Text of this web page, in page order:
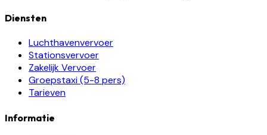
Diensten
Luchthavenvervoer
Stationsvervoer
Zakelijk Vervoer
Groepstaxi (5-8 pers)
Tarieven
Informatie